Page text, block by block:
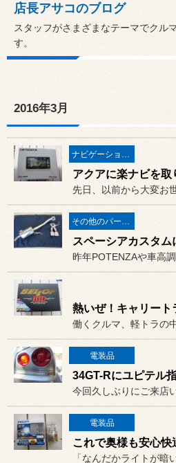
店長アサコのブログ
スタッフがさまざまなテーマでクル
す。
2016年3月
アクアに楽ナビを取
電装品
電装品
これで奥様も安心快